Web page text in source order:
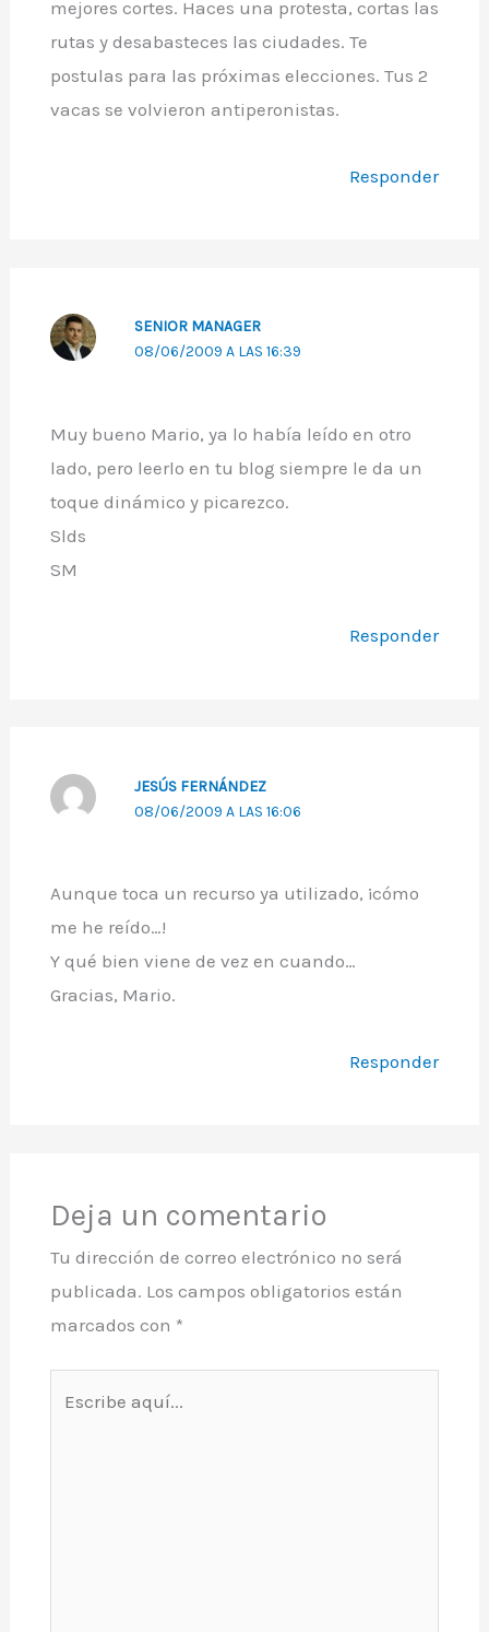
mejores cortes. Haces una protesta, cortas las
rutas y desabasteces las ciudades. Te
postulas para las próximas elecciones. Tus 2
vacas se volvieron antiperonistas.
Responder
SENIOR MANAGER
08/06/2009 A LAS 16:39
Muy bueno Mario, ya lo había leído en otro
lado, pero leerlo en tu blog siempre le da un
toque dinámico y picarezco.
Slds
SM
Responder
JESÚS FERNÁNDEZ
08/06/2009 A LAS 16:06
Aunque toca un recurso ya utilizado, ¡cómo
me he reído…!
Y qué bien viene de vez en cuando…
Gracias, Mario.
Responder
Deja un comentario
Tu dirección de correo electrónico no será
publicada. Los campos obligatorios están
marcados con *